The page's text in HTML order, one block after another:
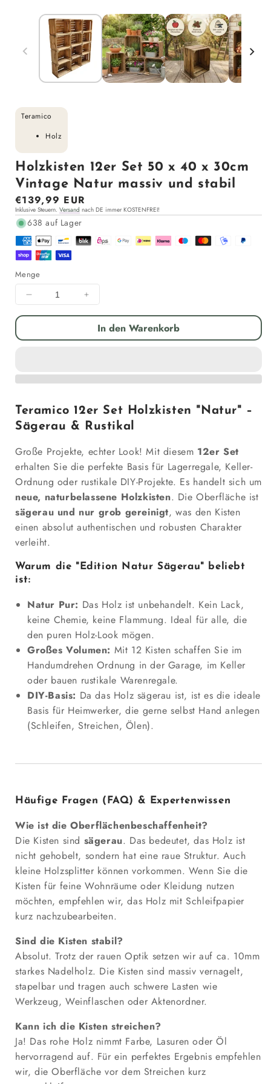
Teramico
Holz
Holzkisten 12er Set 50 x 40 x 30cm
Vintage Natur massiv und stabil
Normaler
Preis
€139,99 EUR
Inklusive Steuern. Versand nach DE immer KOSTENFREI!
638 auf Lager
Menge
Menge
für
12er
x
30cm
Vintage
massiv
und
stabil
verringern
Menge
für
Holzkisten
12er
x
30cm
Vintage
massiv
und
stabil
erhöhen
In den Warenkorb
Teramico 12er Set Holzkisten "Natur" –
Sägerau & Rustikal
Große Projekte, echter Look! Mit diesem 12er Set
erhalten Sie die perfekte Basis für Lagerregale, Keller-
Ordnung oder rustikale DIY-Projekte. Es handelt sich um
neue, naturbelassene Holzkisten. Die Oberfläche ist
sägerau und nur grob gereinigt, was den Kisten
einen absolut authentischen und robusten Charakter
verleiht.
Warum die "Edition Natur Sägerau" beliebt
ist:
Natur Pur: Das Holz ist unbehandelt. Kein Lack,
keine Chemie, keine Flammung. Ideal für alle, die
den puren Holz-Look mögen.
Großes Volumen: Mit 12 Kisten schaffen Sie im
Handumdrehen Ordnung in der Garage, im Keller
oder bauen rustikale Warenregale.
DIY-Basis: Da das Holz sägerau ist, ist es die ideale
Basis für Heimwerker, die gerne selbst Hand anlegen
(Schleifen, Streichen, Ölen).
Häufige Fragen (FAQ) & Expertenwissen
Wie ist die Oberflächenbeschaffenheit?
Die Kisten sind sägerau. Das bedeutet, das Holz ist
nicht gehobelt, sondern hat eine raue Struktur. Auch
kleine Holzsplitter können vorkommen. Wenn Sie die
Kisten für feine Wohnräume oder Kleidung nutzen
möchten, empfehlen wir, das Holz mit Schleifpapier
kurz nachzubearbeiten.
Sind die Kisten stabil?
Absolut. Trotz der rauen Optik setzen wir auf ca. 10mm
starkes Nadelholz. Die Kisten sind massiv vernagelt,
stapelbar und tragen auch schwere Lasten wie
Werkzeug, Weinflaschen oder Aktenordner.
Kann ich die Kisten streichen?
Ja! Das rohe Holz nimmt Farbe, Lasuren oder Öl
hervorragend auf. Für ein perfektes Ergebnis empfehlen
wir, die Oberfläche vor dem Streichen kurz